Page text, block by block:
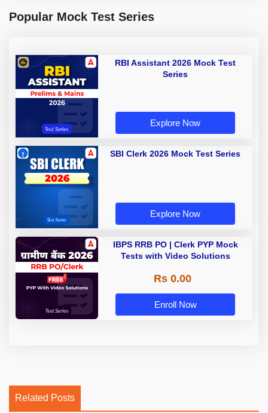
Popular Mock Test Series
RBI Assistant 2026 Mock Test
Series
Explore Now
SBI Clerk 2026 Mock Test Series
Explore Now
IBPS RRB PO | Clerk PYP Mock
Tests with Video Solutions
Rs 0.00
Enroll Now
Related Posts